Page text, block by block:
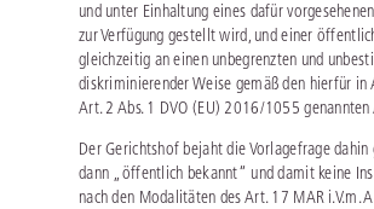
und unter Einhaltung eines dafür
zur Verfügung gestellt wird, und einer
gleichzeitig an einen unbegrenzten und
diskriminierender Weise gemäß den hierfür in
Art. 2 Abs. 1 DVO (EU) 2016/1055
Der Gerichtshof bejaht die Vorlagefrage
dann „öffentlich bekannt“ und damit keine
nach den Modalitäten des Art. 17 MAR i.V.m.